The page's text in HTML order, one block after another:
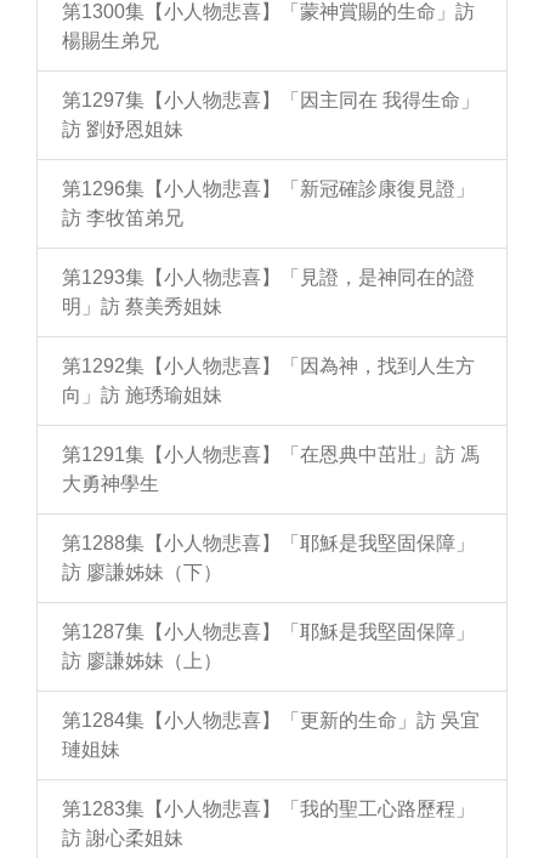
第1300集【小人物悲喜】「蒙神賞賜的生命」訪
楊賜生弟兄
第1297集【小人物悲喜】「因主同在 我得生命」
訪 劉妤恩姐妹
第1296集【小人物悲喜】「新冠確診康復見證」
訪 李牧笛弟兄
第1293集【小人物悲喜】「見證，是神同在的證
明」訪 蔡美秀姐妹
第1292集【小人物悲喜】「因為神，找到人生方
向」訪 施琇瑜姐妹
第1291集【小人物悲喜】「在恩典中茁壯」訪 馮
大勇神學生
第1288集【小人物悲喜】「耶穌是我堅固保障」
訪 廖謙姊妹（下）
第1287集【小人物悲喜】「耶穌是我堅固保障」
訪 廖謙姊妹（上）
第1284集【小人物悲喜】「更新的生命」訪 吳宜
璉姐妹
第1283集【小人物悲喜】「我的聖工心路歷程」
訪 謝心柔姐妹